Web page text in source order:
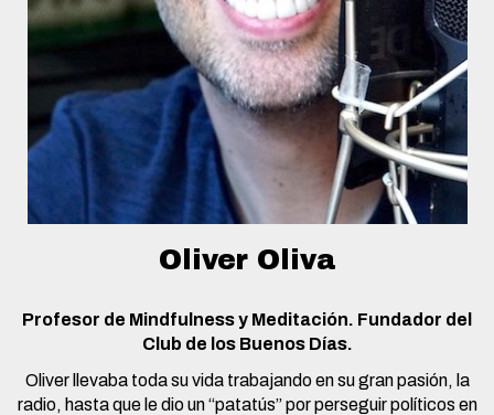
Oliver Oliva
Profesor de Mindfulness y Meditación. Fundador del
Club de los Buenos Días.
Oliver llevaba toda su vida trabajando en su gran pasión, la
radio, hasta que le dio un “patatús” por perseguir políticos en